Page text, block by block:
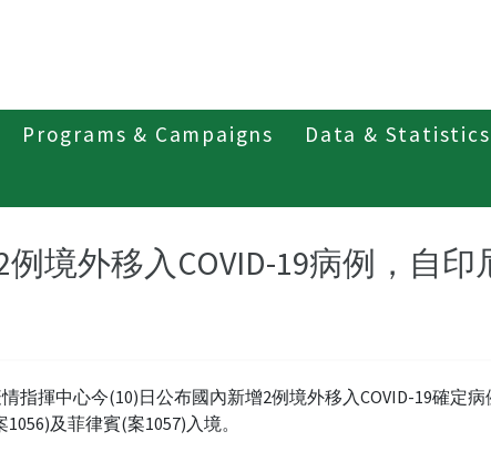
Programs & Campaigns
Data & Statistics
例境外移入COVID-19病例，自
指揮中心今(10)日公布國內新增2例境外移入COVID-19確定病
及菲律賓(案1057)入境。